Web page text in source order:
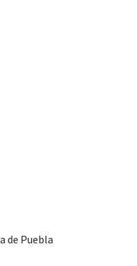
de Puebla